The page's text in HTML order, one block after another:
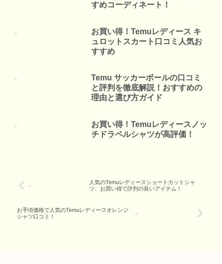
すめコーディネート！
お買い得！Temuレディース キ
ュロットスカート口コミ人気お
すすめ
Temu サッカーボールの口コミ
と評判を徹底解説！おすすめの
理由と選び方ガイド
お買い得！Temuレディースノッ
チドラペルシャツが高評価！
人気のTemuレディースショートカットシャ
ツ、お買い得で評判の良いアイテム！
お手頃価格で人気のTemuレディースオレンジ
シャツ口コミ！